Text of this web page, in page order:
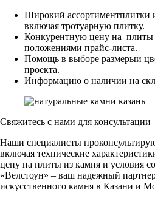
Широкий ассортиментплитки
включая тротуарную плитку.
Конкурентную цену на плиты
положениями прайс-листа.
Помощь в выборе размерыи
проекта.
Информацию о наличии на
Свяжитесь с нами для консультации
Наши специалисты
включая технические
цену на плиты из камня и условия
«Велстоун» – ваш надежный
искусственного камня в Казани и